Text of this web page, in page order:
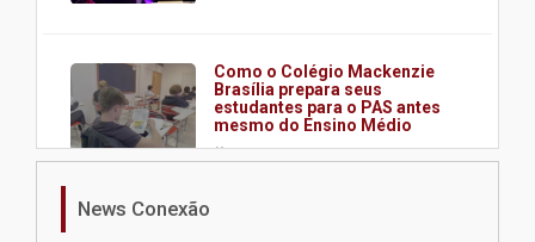
Como o Colégio Mackenzie
Brasília prepara seus
estudantes para o PAS antes
mesmo do Ensino Médio
04.08.2026
News Conexão